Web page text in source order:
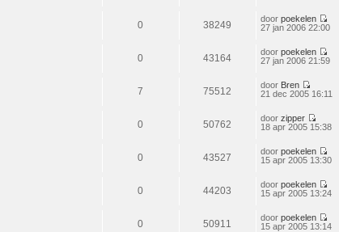
0 38249
door poekelen
27 jan 2006 22:00
0 43164
door poekelen
27 jan 2006 21:59
7 75512
door Bren
Bekijk
21 dec 2005 16:11
0 50762
door zipper
Bekijk
18 apr 2005 15:38
0 43527
door poekelen
15 apr 2005 13:30
0 44203
door poekelen
15 apr 2005 13:24
0 50911
door poekelen
15 apr 2005 13:14